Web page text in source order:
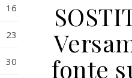
16
23
30
fonte